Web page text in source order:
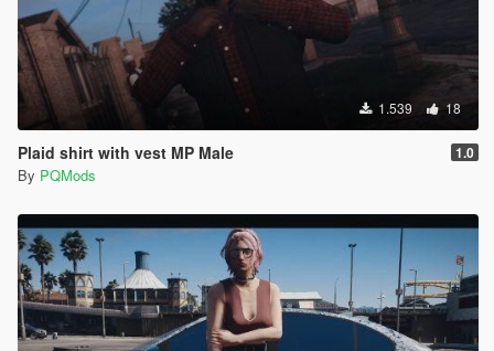
1.539 18
Plaid shirt with vest MP Male 1.0
By PQMods